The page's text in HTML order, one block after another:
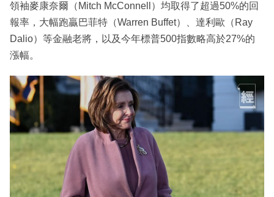
領袖麥康奈爾（Mitch McConnell）均取得了超過50%的回
報率，大幅跑贏巴菲特（Warren Buffet）、達利歐（Ray
Dalio）等金融老將，以及今年標普500指數略高於27%的
漲幅。